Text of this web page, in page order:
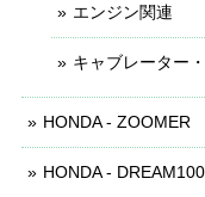
エンジン関連
キャブレーター
HONDA - ZOOMER
HONDA -